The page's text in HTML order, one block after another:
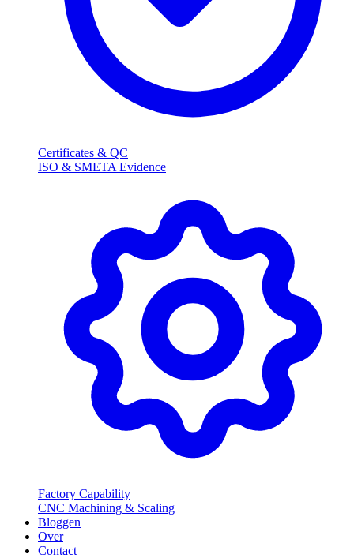
Certificates & QC
ISO & SMETA Evidence
Factory Capability
CNC Machining & Scaling
Bloggen
Over
Contact